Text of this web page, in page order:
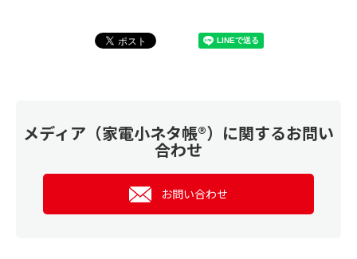
メディア（家電小ネタ帳®）に関するお問い
合わせ
お問い合わせ